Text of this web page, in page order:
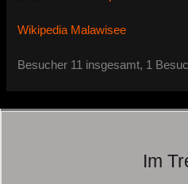
Wikipedia Malawisee
Besucher 11 insgesamt, 1
Im